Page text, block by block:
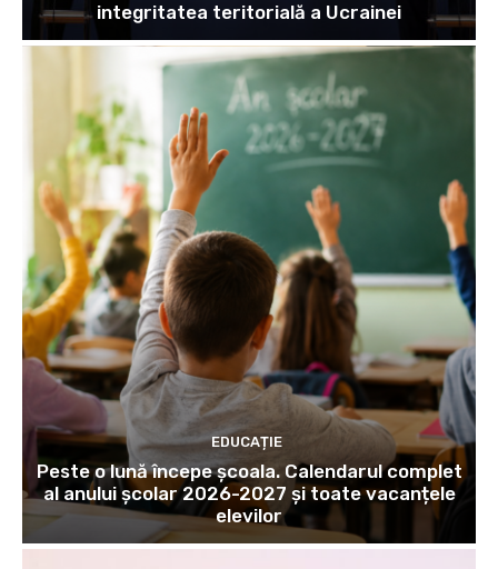
integritatea teritorială a Ucrainei
EDUCAȚIE
Peste o lună începe școala. Calendarul complet
al anului școlar 2026-2027 și toate vacanțele
elevilor